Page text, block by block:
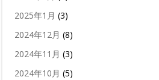
2025年1月 (3)
2024年12月 (8)
2024年11月 (3)
2024年10月 (5)